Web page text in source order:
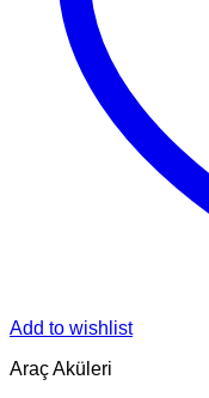
Add to wishlist
Araç Aküleri